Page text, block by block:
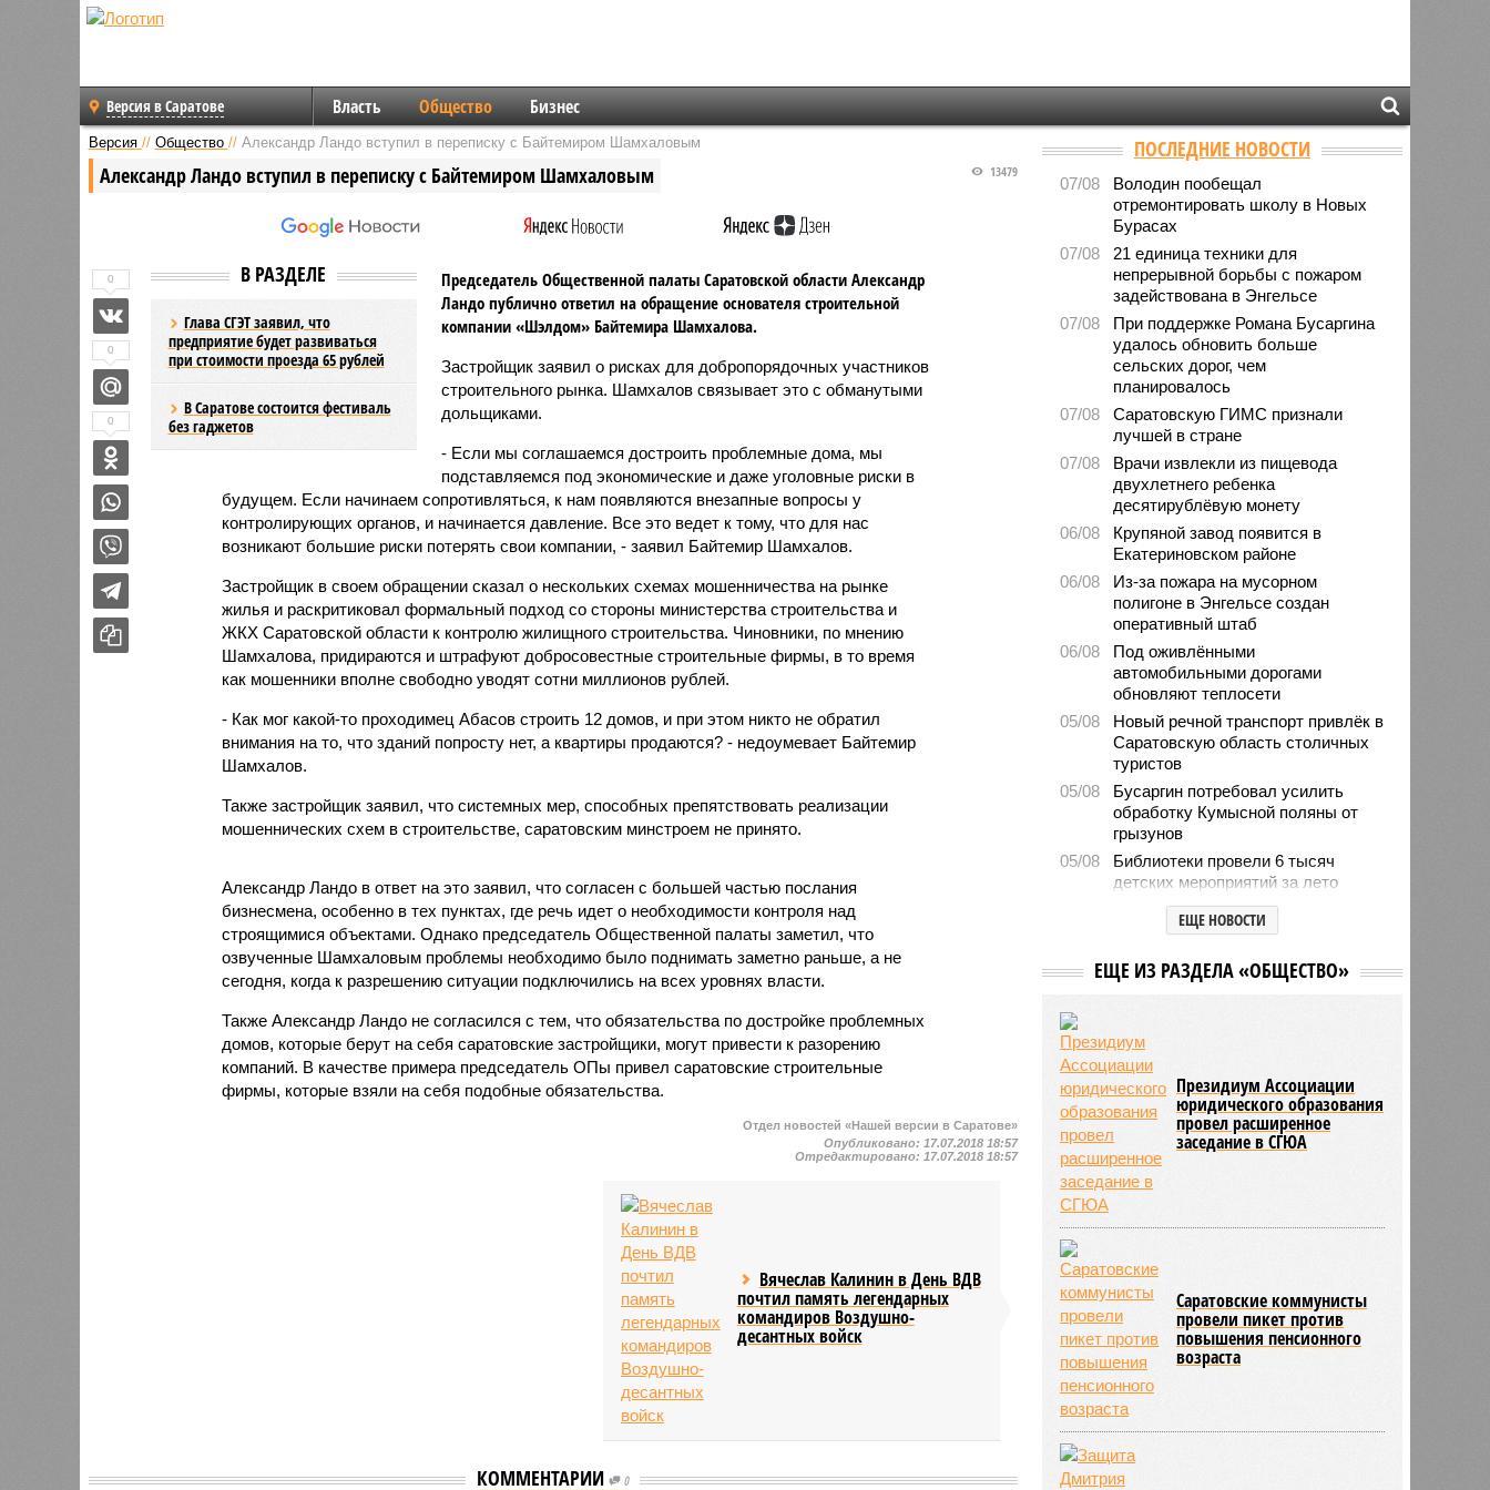
Версия в Саратове Власть Общество Бизнес
Версия // Общество // Александр Ландо вступил в переписку с Байтемиром Шамхаловым
Александр Ландо вступил в переписку с Байтемиром Шамхаловым 13479
В РАЗДЕЛЕ
Глава СГЭТ заявил, что
предприятие будет развиваться
при стоимости проезда 65 рублей
В Саратове состоится фестиваль
без гаджетов
Председатель Общественной палаты Саратовской области Александр
Ландо публично ответил на обращение основателя строительной
компании «Шэлдом» Байтемира Шамхалова.
Застройщик заявил о рисках для добропорядочных участников
строительного рынка. Шамхалов связывает это с обманутыми
дольщиками.
- Если мы соглашаемся достроить проблемные дома, мы
подставляемся под экономические и даже уголовные риски в
будущем. Если начинаем сопротивляться, к нам появляются внезапные вопросы у
контролирующих органов, и начинается давление. Все это ведет к тому, что для нас
возникают большие риски потерять свои компании, - заявил Байтемир Шамхалов.
Застройщик в своем обращении сказал о нескольких схемах мошенничества на рынке
жилья и раскритиковал формальный подход со стороны министерства строительства и
ЖКХ Саратовской области к контролю жилищного строительства. Чиновники, по мнению
Шамхалова, придираются и штрафуют добросовестные строительные фирмы, в то время
как мошенники вполне свободно уводят сотни миллионов рублей.
- Как мог какой-то проходимец Абасов строить 12 домов, и при этом никто не обратил
внимания на то, что зданий попросту нет, а квартиры продаются? - недоумевает Байтемир
Шамхалов.
Также застройщик заявил, что системных мер, способных препятствовать реализации
мошеннических схем в строительстве, саратовским минстроем не принято.
Александр Ландо в ответ на это заявил, что согласен с большей частью послания
бизнесмена, особенно в тех пунктах, где речь идет о необходимости контроля над
строящимися объектами. Однако председатель Общественной палаты заметил, что
озвученные Шамхаловым проблемы необходимо было поднимать заметно раньше, а не
сегодня, когда к разрешению ситуации подключились на всех уровнях власти.
Также Александр Ландо не согласился с тем, что обязательства по достройке проблемных
домов, которые берут на себя саратовские застройщики, могут привести к разорению
компаний. В качестве примера председатель ОПы привел саратовские строительные
фирмы, которые взяли на себя подобные обязательства.
0
0
0
Отдел новостей «Нашей версии в Саратове»
Опубликовано: 17.07.2018 18:57
Отредактировано: 17.07.2018 18:57
Вячеслав Калинин в День ВДВ
почтил память легендарных
командиров Воздушно-
десантных войск
КОММЕНТАРИИ 0
ПОСЛЕДНИЕ НОВОСТИ
07/08
Володин пообещал
отремонтировать школу в Новых
Бурасах
07/08
21 единица техники для
непрерывной борьбы с пожаром
задействована в Энгельсе
07/08
При поддержке Романа Бусаргина
удалось обновить больше
сельских дорог, чем
планировалось
07/08
Саратовскую ГИМС признали
лучшей в стране
07/08
Врачи извлекли из пищевода
двухлетнего ребенка
десятирублёвую монету
06/08
Крупяной завод появится в
Екатериновском районе
06/08
Из-за пожара на мусорном
полигоне в Энгельсе создан
оперативный штаб
06/08
Под оживлёнными
автомобильными дорогами
обновляют теплосети
05/08
Новый речной транспорт привлёк в
Саратовскую область столичных
туристов
05/08
Бусаргин потребовал усилить
обработку Кумысной поляны от
грызунов
05/08
Библиотеки провели 6 тысяч
детских мероприятий за лето
Власти формируют стратегию
развития медицины до 2030 года
обсудил с главой Ртищевского
04/08
Саратовская область заняла 12
место по внедрению Платформы
обратной связи
04/08
Ртищевскому району на ремонт
дорог направят дополнительные
средства
ЕЩЕ НОВОСТИ
ЕЩЕ ИЗ РАЗДЕЛА «ОБЩЕСТВО»
Президиум Ассоциации
юридического образования
провел расширенное
заседание в СГЮА
Саратовские коммунисты
провели пикет против
повышения пенсионного
возраста